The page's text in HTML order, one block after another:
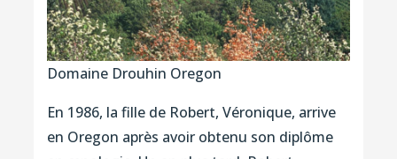
Domaine Drouhin Oregon
En 1986, la fille de Robert, Véronique, arrive
en Oregon après avoir obtenu son diplôme